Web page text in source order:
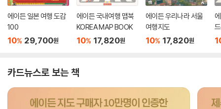
에이든 일본 여행 도감
100
10% 29,700원
에이든 국내여행 맵북
KOREA MAP BOOK
10% 17,820원
에이든 우리나라 서울
여행지도
10% 17,820원
카드뉴스로 보는 책